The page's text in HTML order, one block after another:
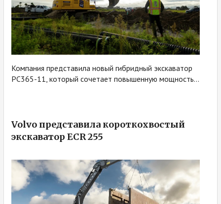
Компания представила новый гибридный экскаватор
PC365-11, который сочетает повышенную мощность...
Volvo представила короткохвостый
экскаватор ECR 255